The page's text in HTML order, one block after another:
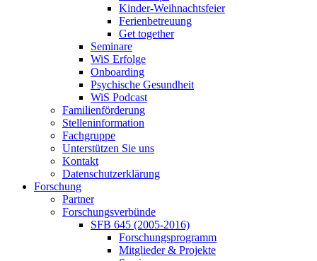
Kinder-Weihnachtsfeier
Ferienbetreuung
Get together
Seminare
WiS Erfolge
Onboarding
Psychische Gesundheit
WiS Podcast
Familienförderung
Stelleninformation
Fachgruppe
Unterstützen Sie uns
Kontakt
Datenschutzerklärung
Forschung
Partner
Forschungsverbünde
SFB 645 (2005-2016)
Forschungsprogramm
Mitglieder & Projekte